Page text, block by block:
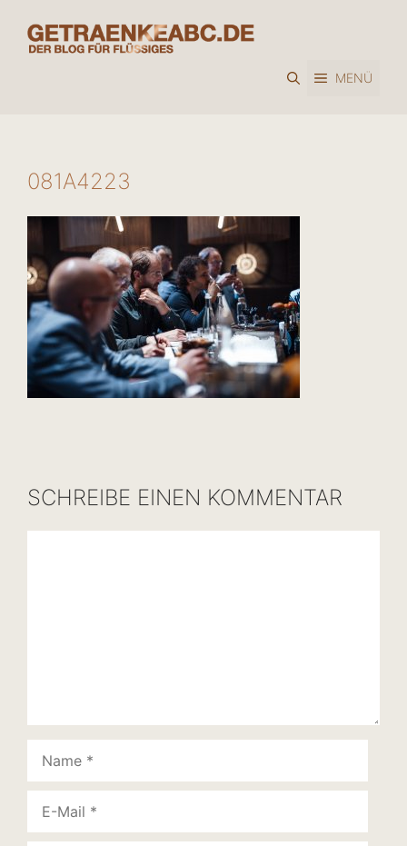
Inhalt
springen
MENÜ
081A4223
SCHREIBE EINEN KOMMENTAR
Mail